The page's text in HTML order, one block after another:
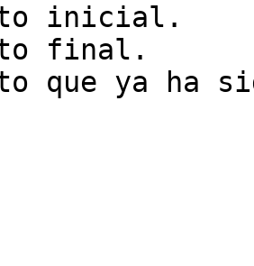
inicial.
final.